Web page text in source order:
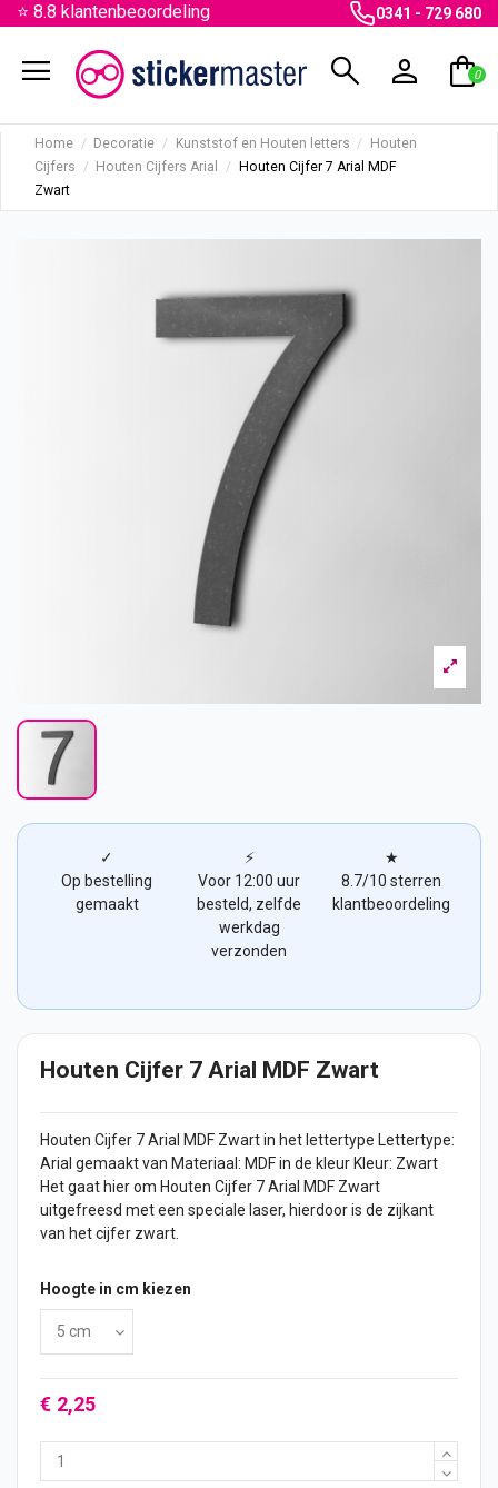
⭐ 8.8 klantenbeoordeling 0341 - 729 680
menu search person shopping_bag
0
Home Decoratie Kunststof en Houten letters
Houten
Cijfers
Houten Cijfers Arial
Houten Cijfer 7 Arial MDF
Zwart
✓
Op bestelling
gemaakt
⚡
Voor 12:00 uur
besteld, zelfde
werkdag
verzonden
★
8.7/10 sterren
klantbeoordeling
Houten Cijfer 7 Arial MDF Zwart
Houten Cijfer 7 Arial MDF Zwart in het lettertype Lettertype:
Arial gemaakt van Materiaal: MDF in de kleur Kleur: Zwart
Het gaat hier om Houten Cijfer 7 Arial MDF Zwart
uitgefreesd met een speciale laser, hierdoor is de zijkant
van het cijfer zwart.
Hoogte in cm kiezen
€ 2,25